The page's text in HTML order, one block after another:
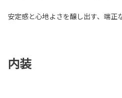
安定感と心地よさを醸し出す、端正
内装